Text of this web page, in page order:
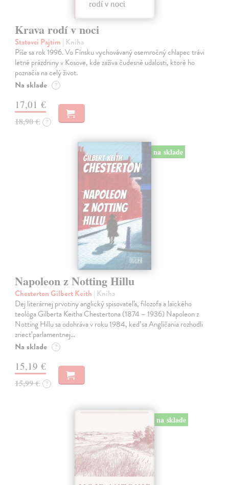
Krava rodí v noci
Statovci Pajtim | Kniha
Píše sa rok 1996. Vo Fínsku vychovávaný osemročný chlapec trávi
letné prázdniny v Kosove, kde zažíva čudesné udalosti, ktoré ho
poznačia na celý život.
Na sklade ?
17,01 €
18,90 € ?
na sklade
Napoleon z Notting Hillu
Chesterton Gilbert Keith | Kniha
Dej literárnej prvotiny anglický spisovateľa, filozofa a laického
teológa Gilberta Keitha Chestertona (1874 – 1936) Napoleon z
Notting Hillu sa odohráva v roku 1984, keď sa Angličania rozhodli
zriecť parlamentnej…
Na sklade ?
15,19 €
15,99 € ?
na sklade